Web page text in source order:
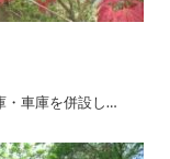
・車庫を併設し…